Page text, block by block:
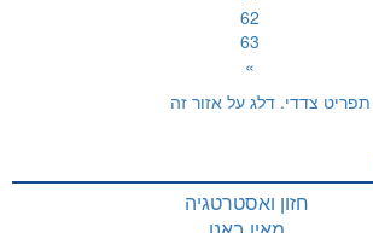
62
63
»
תפריט צדדי. דלג על אזור זה
חזון ואסטרטגיה